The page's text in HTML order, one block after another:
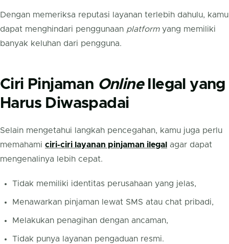
Dengan memeriksa reputasi layanan terlebih dahulu, kamu
dapat menghindari penggunaan platformyang memiliki
banyak keluhan dari pengguna.
Ciri Pinjaman OnlineIlegal yang
Harus Diwaspadai
Selain mengetahui langkah pencegahan, kamu juga perlu
memahami ciri-ciri layanan pinjaman ilegal
agar dapat
mengenalinya lebih cepat.
Tidak memiliki identitas perusahaan yang jelas,
Menawarkan pinjaman lewat SMS atau chat pribadi,
Melakukan penagihan dengan ancaman,
Tidak punya layanan pengaduan resmi.